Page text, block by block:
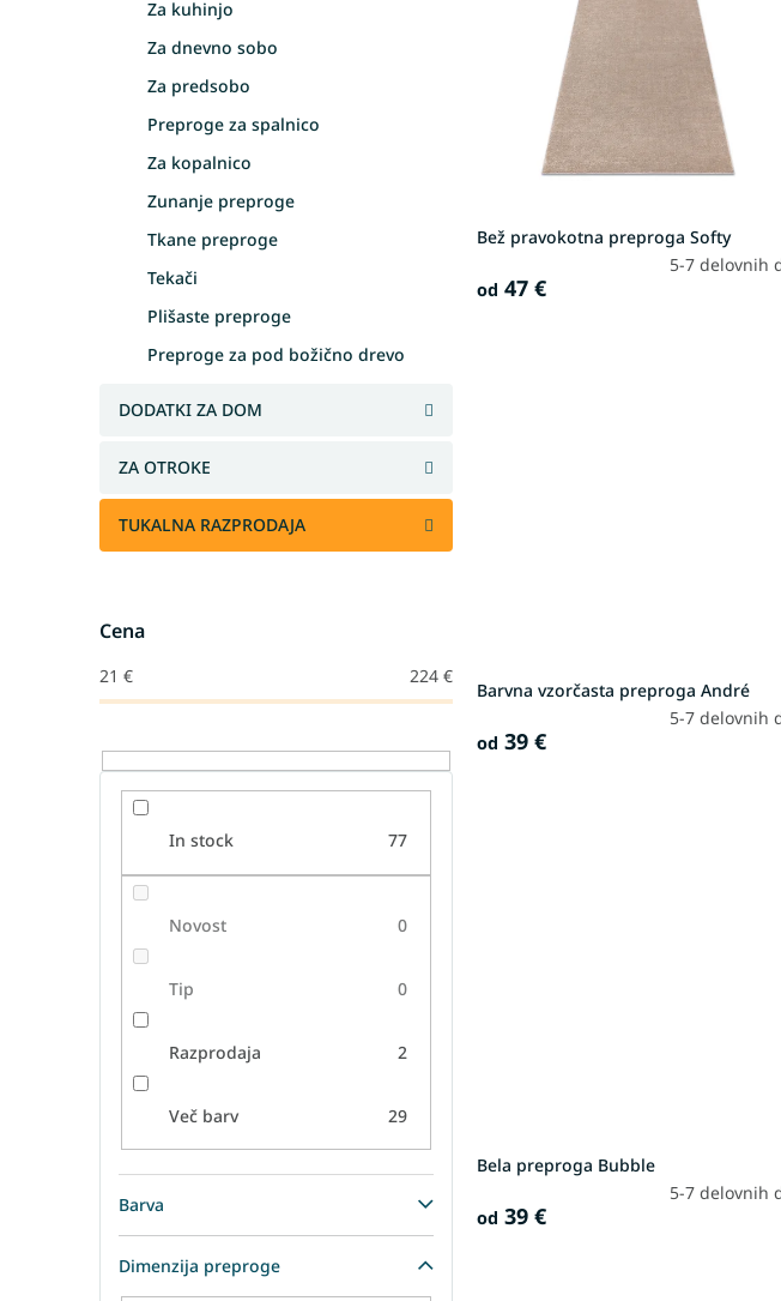
Za kuhinjo
Za dnevno sobo
Za predsobo
Preproge za spalnico
Za kopalnico
Zunanje preproge
Tkane preproge
Tekači
Plišaste preproge
Preproge za pod božično drevo
DODATKI ZA DOM
ZA OTROKE
TUKALNA RAZPRODAJA
Cena
21 € 224 €
In stock 77
Novost 0
Tip 0
Razprodaja 2
Več barv 29
Barva
Dimenzija preproge
l
k
v
t
Bež pravokotna preproga Softy
5-7 delovnih
od 47 €
Barvna vzorčasta preproga André
5-7 delovnih
od 39 €
Bela preproga Bubble
5-7 delovnih
od 39 €